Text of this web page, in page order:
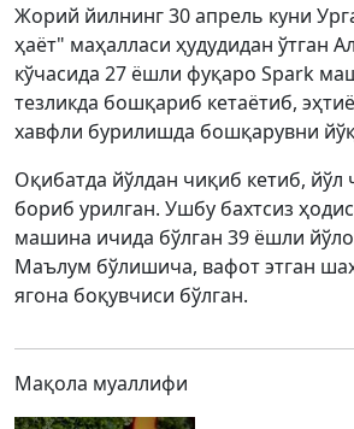
Жорий йилнинг 30 апрель куни
ҳаёт" маҳалласи ҳудудидан ўтган
кўчасида 27 ёшли фуқаро Spark
тезликда бошқариб кетаётиб,
хавфли бурилишда бошқарувни
Оқибатда йўлдан чиқиб кетиб, йўл
бориб урилган. Ушбу бахтсиз
машина ичида бўлган 39 ёшли
Маълум бўлишича, вафот этган
ягона боқувчиси бўлган.
Мақола муаллифи